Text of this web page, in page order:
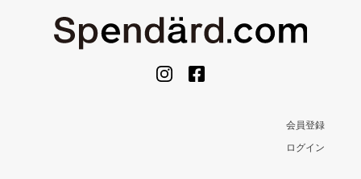
会員登録
ログイン